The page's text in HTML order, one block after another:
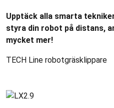
Upptäck alla smarta
styra din robot på distans,
mycket mer!
TECH Line robotgräsklippare